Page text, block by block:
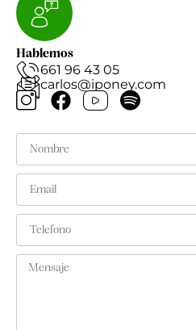
Hablemos
661 96 43 05
carlos@iponey.com